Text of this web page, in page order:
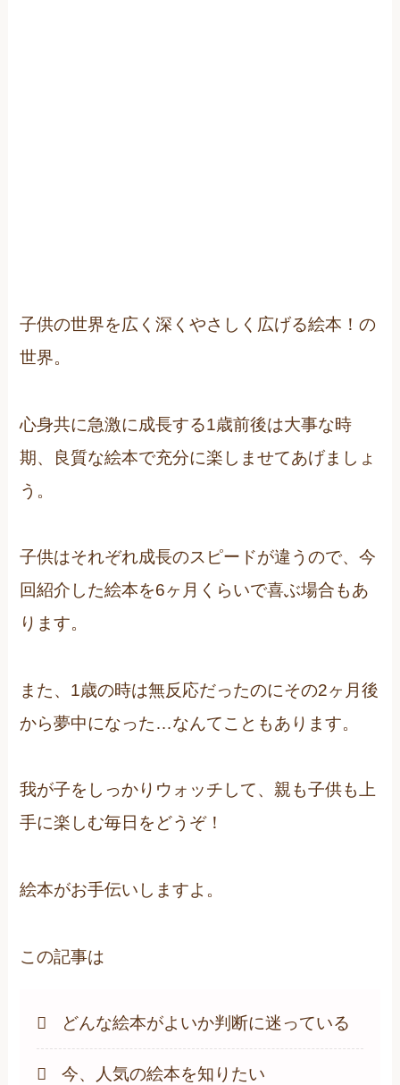
子供の世界を広く深くやさしく広げる絵本！の
世界。
心身共に急激に成長する1歳前後は大事な時
期、良質な絵本で充分に楽しませてあげましょ
う。
子供はそれぞれ成長のスピードが違うので、今
回紹介した絵本を6ヶ月くらいで喜ぶ場合もあ
ります。
また、1歳の時は無反応だったのにその2ヶ月後
から夢中になった…なんてこともあります。
我が子をしっかりウォッチして、親も子供も上
手に楽しむ毎日をどうぞ！
絵本がお手伝いしますよ。
この記事は
どんな絵本がよいか判断に迷っている
今、人気の絵本を知りたい